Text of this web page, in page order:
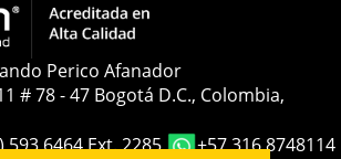
Perico Afanador
# 78 - 47 Bogotá D.C., Colombia,
593 6464 Ext. 2285
+57 316 8748114